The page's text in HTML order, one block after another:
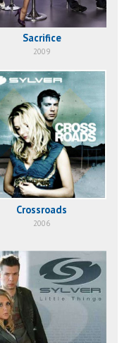
Sacrifice
2009
Crossroads
2006